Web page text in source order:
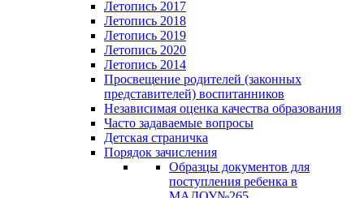
Летопись 2017
Летопись 2018
Летопись 2019
Летопись 2020
Летопись 2014
Просвещение родителей (законных
представителей) воспитанников
Независимая оценка качества образования
Часто задаваемые вопросы
Детская страничка
Порядок зачисления
Образцы документов для
поступления ребенка в